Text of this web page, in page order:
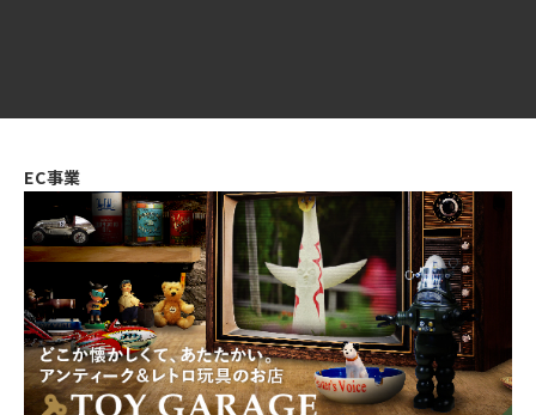
EC事業